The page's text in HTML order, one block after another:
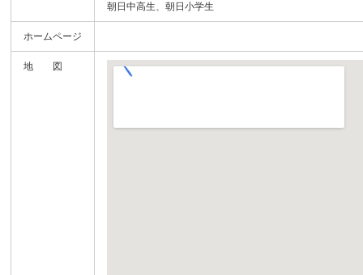
朝日中高生、朝日小学生
ホームページ
地 図